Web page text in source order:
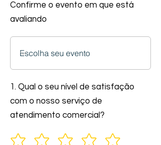
Confirme o evento em que está
avaliando
1. Qual o seu nível de satisfação
com o nosso serviço de
atendimento comercial?